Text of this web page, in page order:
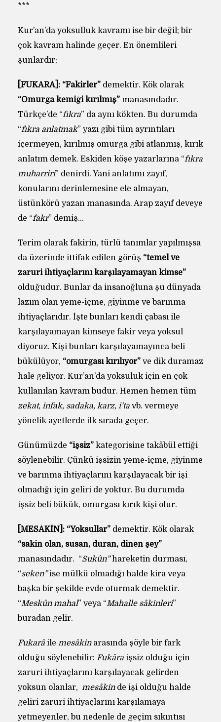
***
Kur’an’da yoksulluk kavramı ise bir değil; bir
çok kavram halinde geçer. En önemlileri
şunlardır;
[FUKARÂ]: “Fakirler”demektir. Kök olarak
“Omurga kemiği kırılmış”manasındadır.
Türkçe’de “fıkra” da aynı kökten. Bu durumda
“fıkra anlatmak” yazı gibi tüm ayrıntıları
içermeyen, kırılmış omurga gibi atlanmış, kırık
anlatım demek. Eskiden köşe yazarlarına “fıkra
muharriri” denirdi. Yani anlatımı zayıf,
konularını derinlemesine ele almayan,
üstünkörü yazan manasında. Arap zayıf deveye
de “fakr” demiş…
Terim olarak fakirin, türlü tanımlar yapılmışsa
da üzerinde ittifak edilen görüş “temel ve
zaruri ihtiyaçlarını karşılayamayan kimse”
olduğudur. Bunlar da insanoğluna şu dünyada
lazım olan yeme-içme, giyinme ve barınma
ihtiyaçlarıdır. İşte bunları kendi çabası ile
karşılayamayan kimseye fakir veya yoksul
diyoruz. Kişi bunları karşılayamayınca beli
bükülüyor, “omurgası kırılıyor” ve dik duramaz
hale geliyor. Kur’an’da yoksuluk için en çok
kullanılan kavram budur. Hemen hemen tüm
zekat, infak, sadaka, karz, i’tavb. vermeye
yönelik ayetlerde ilk sırada geçer.
Günümüzde “işsiz”kategorisine takâbül ettiği
söylenebilir. Çünkü işsizin yeme-içme, giyinme
ve barınma ihtiyaçlarını karşılayacak bir işi
olmadığı için geliri de yoktur. Bu durumda
işsiz beli bükük, omurgası kırık kişi olur.
[MESÂKİN]: “Yoksullar”demektir. Kök olarak
“sakin olan, susan, duran, dinen şey”
manasındadır. “Sukûn”hareketin durması,
“seken”ise mülkü olmadığı halde kira veya
başka bir şekilde evde oturmak demektir.
“Meskûn mahal” veya “Mahalle sâkinleri”
buradan gelir.
Fukarâile mesâkinarasında şöyle bir fark
olduğu söylenebilir: Fukâraişsiz olduğu için
zaruri ihtiyaçlarını karşılayacak gelirden
yoksun olanlar, mesâkinde işi olduğu halde
geliri zaruri ihtiyaçlarını karşılamaya
yetmeyenler, bu nedenle de geçim sıkıntısı